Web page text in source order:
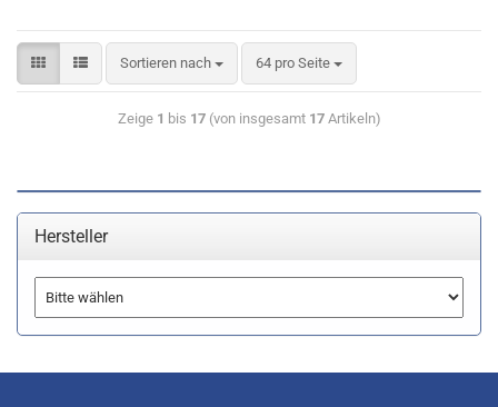
Sortieren nach 64 pro Seite
Zeige 1 bis 17(von insgesamt 17Artikeln)
Hersteller